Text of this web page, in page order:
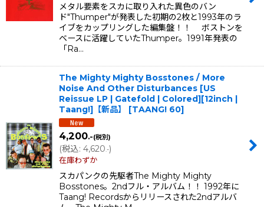
メタル要素をスカに取り入れた異色のバン
ド"Thumper"が発表した初期の2枚と1993年のラ
イブをカップリングした編集盤！！ ボストンを
ベースに活躍していたThumper。1991年発表の
「Ra…
The Mighty Mighty Bosstones / More
Noise And Other Disturbances [US
Reissue LP | Gatefold | Colored][12inch |
Taang!]【新品】
[TAANG! 60]
4,200.-(税別)
(税込: 4,620.-)
在庫わずか
スカパンクの先駆者The Mighty Mighty
Bosstones。2ndフル・アルバム！！ 1992年に
Taang! Recordsからリリースされた2ndアルバ